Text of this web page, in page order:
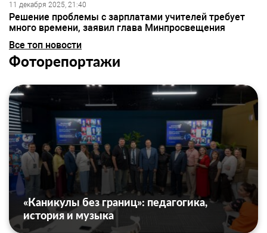
11 декабря 2025, 21:40
Решение проблемы с зарплатами учителей требует
много времени, заявил глава Минпросвещения
Все топ новости
Фоторепортажи
«Каникулы без границ»: педагогика,
история и музыка